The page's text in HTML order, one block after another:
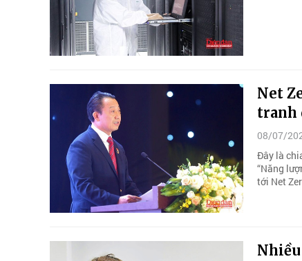
Net
tranh
08/07/
Đây là
“Năng
tới Net